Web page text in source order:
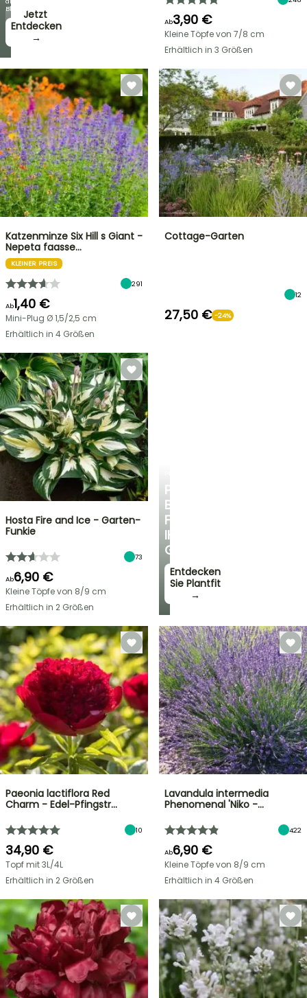
Jetzt
zugreifen!
→
Blüten!
Entdecken
→
PERSÖNLICHE
BERATUNG
FÜR
IHREN
GARTEN
Entdecken
Sie Plantfit
→
Ab3,90 €
Kleine Töpfe von 7/8 cm
Erhältlich in 3 Größen
Katzenminze Six Hill s Giant -
Nepeta faasse…
KLEINER PREIS
291
Ab1,40 €
Mini-Plug Ø 1,5/2,5 cm
Erhältlich in 4 Größen
Cottage-Garten
12
27,50 € -24%
Hosta Fire and Ice - Garten-
Funkie
73
Ab6,90 €
Kleine Töpfe von 8/9 cm
Erhältlich in 2 Größen
Paeonia lactiflora Red
Charm - Edel-Pfingstr…
10
34,90 €
Topf mit 3L/4L
Erhältlich in 2 Größen
Lavandula intermedia
Phenomenal 'Niko -…
422
Ab6,90 €
Kleine Töpfe von 8/9 cm
Erhältlich in 4 Größen